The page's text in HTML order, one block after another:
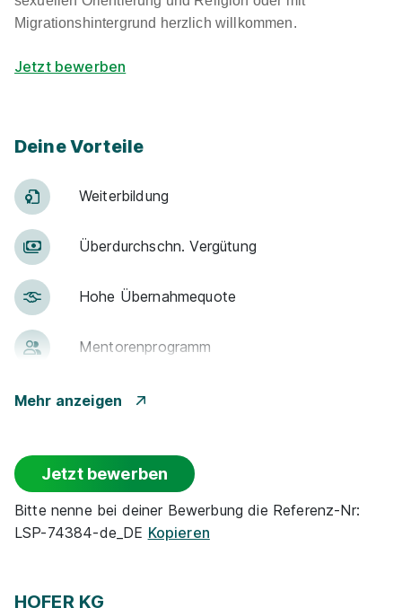
Migrationshintergrund herzlich willkommen.
Jetzt bewerben
Deine Vorteile
Weiter­bildung
Über­durch­schn. Ver­gü­tung
Hohe Über­nah­me­quote
Men­to­ren­pro­gramm
Betr. Alters­vor­sorge
Rabatte
Ge­sund­heits­maß­nah­men
Mehr anzeigen
Jetzt bewerben
Bitte nenne bei deiner Bewerbung die Referenz-Nr:
LSP-74384-de_DE Kopieren
HOFER KG